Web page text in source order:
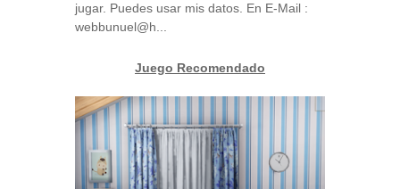
jugar. Puedes usar mis datos. En E-Mail :
webbunuel@h...
Juego Recomendado